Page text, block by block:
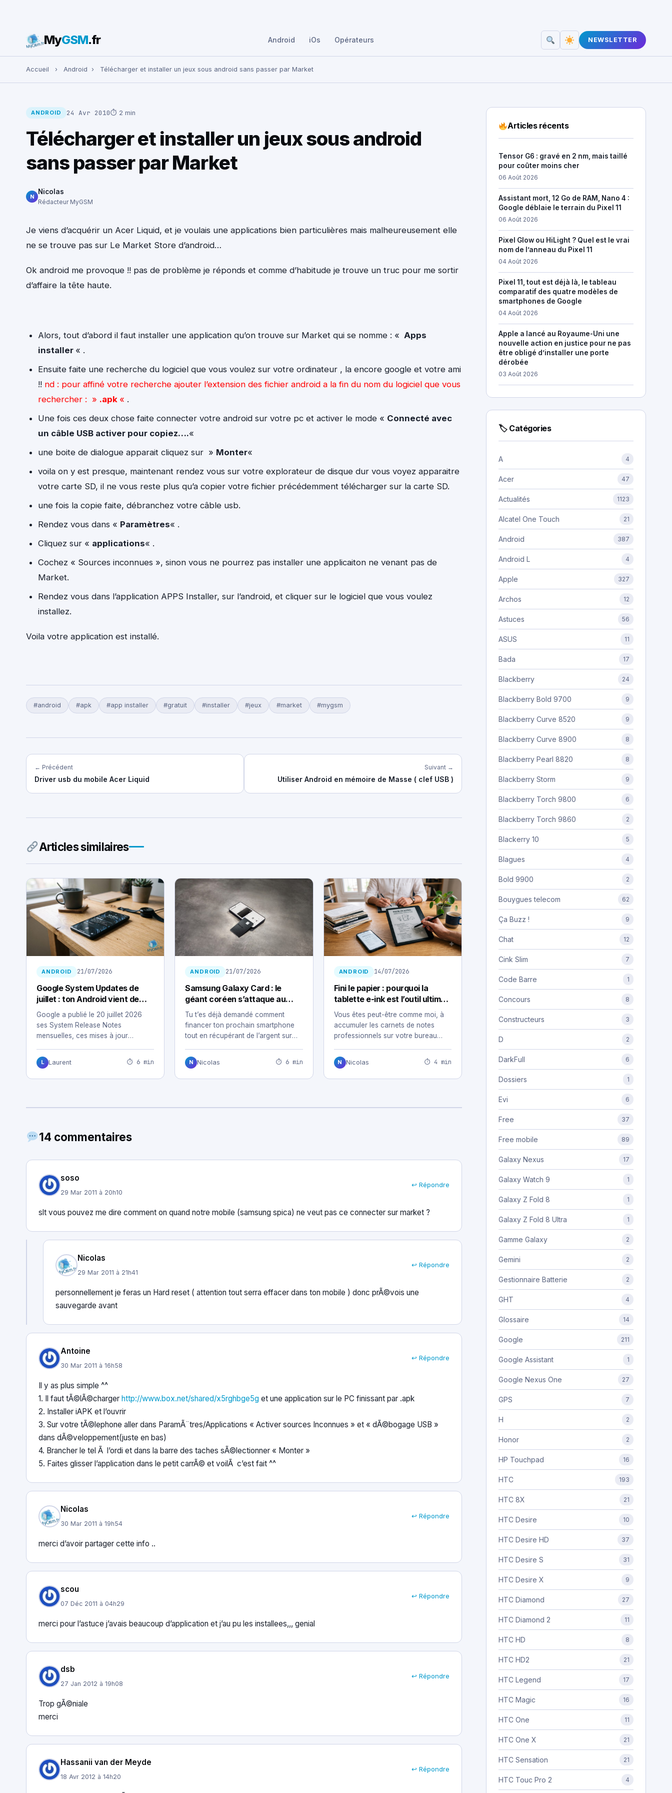
Rechercher :
MyGSM.fr Android iOs Opérateurs NEWSLETTER
Accueil › Android › Télécharger et installer un jeux sous android sans passer par Market
ANDROID 24 Avr 2010⏱ 2 min
Télécharger et installer un jeux sous android
sans passer par Market
N
Nicolas
Rédacteur MyGSM
Je viens d’acquérir un Acer Liquid, et je voulais une applications bien particulières mais malheureusement elle
ne se trouve pas sur Le Market Store d’android…
Ok android me provoque !! pas de problème je réponds et comme d’habitude je trouve un truc pour me sortir
d’affaire la tête haute.
Alors, tout d’abord il faut installer une application qu’on trouve sur Market qui se nomme : « Apps
installer « .
Ensuite faite une recherche du logiciel que vous voulez sur votre ordinateur , la encore google et votre ami
!! nd : pour affiné votre recherche ajouter l’extension des fichier android a la fin du nom du logiciel que vous
rechercher : » .apk « .
Une fois ces deux chose faite connecter votre android sur votre pc et activer le mode « Connecté avec
un câble USB activer pour copiez….«
une boite de dialogue apparait cliquez sur » Monter«
voila on y est presque, maintenant rendez vous sur votre explorateur de disque dur vous voyez apparaitre
votre carte SD, il ne vous reste plus qu’a copier votre fichier précédemment télécharger sur la carte SD.
une fois la copie faite, débranchez votre câble usb.
Rendez vous dans « Paramètres« .
Cliquez sur « applications« .
Cochez « Sources inconnues », sinon vous ne pourrez pas installer une applicaiton ne venant pas de
Market.
Rendez vous dans l’application APPS Installer, sur l’android, et cliquer sur le logiciel que vous voulez
installez.
Voila votre application est installé.
#android #apk #app installer #gratuit #installer #jeux #market #mygsm
← Précédent
Driver usb du mobile Acer Liquid
Suivant →
Utiliser Android en mémoire de Masse ( clef USB )
Articles similaires
ANDROID 21/07/2026
Google System Updates de
juillet : ton Android vient de
changer sans te demander ton
avis
Google a publié le 20 juillet 2026
ses System Release Notes
mensuelles, ces mises à jour
L Laurent ⏱ 6 min
ANDROID 21/07/2026
Samsung Galaxy Card : le
géant coréen s’attaque au
secteur bancaire
Tu t’es déjà demandé comment
financer ton prochain smartphone
tout en récupérant de l’argent sur
N Nicolas ⏱ 6 min
ANDROID 14/07/2026
Fini le papier : pourquoi la
tablette e-ink est l’outil ultime
des professionnels nomades
Vous êtes peut-être comme moi, à
accumuler les carnets de notes
professionnels sur votre bureau
N Nicolas ⏱ 4 min
14 commentaires
soso
29 Mar 2011 à 20h10
↩ Répondre
slt vous pouvez me dire comment on quand notre mobile (samsung spica) ne veut pas ce connecter sur market ?
Nicolas
29 Mar 2011 à 21h41
↩ Répondre
personnellement je feras un Hard reset ( attention tout serra effacer dans ton mobile ) donc prÃ©vois une
sauvegarde avant
Antoine
30 Mar 2011 à 16h58
↩ Répondre
Il y as plus simple ^^
1. Il faut tÃ©lÃ©charger http://www.box.net/shared/x5rghbge5g et une application sur le PC finissant par .apk
2. Installer iAPK et l’ouvrir
3. Sur votre tÃ©lephone aller dans ParamÃ¨tres/Applications « Activer sources Inconnues » et « dÃ©bogage USB »
dans dÃ©veloppement(juste en bas)
4. Brancher le tel Ã l’ordi et dans la barre des taches sÃ©lectionner « Monter »
5. Faites glisser l’application dans le petit carrÃ© et voilÃ c’est fait ^^
Nicolas
30 Mar 2011 à 19h54
↩ Répondre
merci d’avoir partager cette info ..
scou
07 Déc 2011 à 04h29
↩ Répondre
merci pour l’astuce j’avais beaucoup d’application et j’au pu les installees,,, genial
dsb
27 Jan 2012 à 19h08
↩ Répondre
Trop gÃ©niale
merci
Hassanii van der Meyde
18 Avr 2012 à 14h20
↩ Répondre
Articles récents
Tensor G6 : gravé en 2 nm, mais taillé
pour coûter moins cher
06 Août 2026
Assistant mort, 12 Go de RAM, Nano 4 :
Google déblaie le terrain du Pixel 11
06 Août 2026
Pixel Glow ou HiLight ? Quel est le vrai
nom de l’anneau du Pixel 11
04 Août 2026
Pixel 11, tout est déjà là, le tableau
comparatif des quatre modèles de
smartphones de Google
04 Août 2026
Apple a lancé au Royaume-Uni une
nouvelle action en justice pour ne pas
être obligé d’installer une porte
dérobée
03 Août 2026
🏷 Catégories
A 4
Acer 47
Actualités 1123
Alcatel One Touch 21
Android 387
Android L 4
Apple 327
Archos 12
Astuces 56
ASUS 11
Bada 17
Blackberry 24
Blackberry Bold 9700 9
Blackberry Curve 8520 9
Blackberry Curve 8900 8
Blackberry Pearl 8820 8
Blackberry Storm 9
Blackberry Torch 9800 6
Blackberry Torch 9860 2
Blackerry 10 5
Blagues 4
Bold 9900 2
Bouygues telecom 62
Ça Buzz ! 9
Chat 12
Cink Slim 7
Code Barre 1
Concours 8
Constructeurs 3
D 2
DarkFull 6
Dossiers 1
Evi 6
Free 37
Free mobile 89
Galaxy Nexus 17
Galaxy Watch 9 1
Galaxy Z Fold 8 1
Galaxy Z Fold 8 Ultra 1
Gamme Galaxy 2
Gemini 2
Gestionnaire Batterie 2
GHT 4
Glossaire 14
Google 211
Google Assistant 1
Google Nexus One 27
GPS 7
H 2
Honor 2
HP Touchpad 16
HTC 193
HTC 8X 21
HTC Desire 10
HTC Desire HD 37
HTC Desire S 31
HTC Desire X 9
HTC Diamond 27
HTC Diamond 2 11
HTC HD 8
HTC HD2 21
HTC Legend 17
HTC Magic 16
HTC One 11
HTC One X 21
HTC Sensation 21
HTC Touc Pro 2 4